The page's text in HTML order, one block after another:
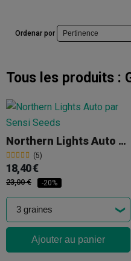
Ordenar por
Tous les produits :
Northern Lights Auto Par Sensi Seeds
(5)
18,40 €
23,00 € -20%
Ajouter au panier